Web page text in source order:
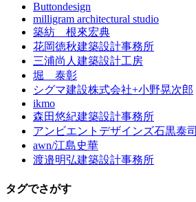
Buttondesign
milligram architectural studio
築紡 根來宏典
花岡徳秋建築設計事務所
三浦尚人建築設計工房
堀 泰彰
シグマ建設株式会社+小野晃次郎
ikmo
森田悠紀建築設計事務所
アンビエントデザインズ石黒泰司
awn/江島史華
渡邉明弘建築設計事務所
タグでさがす